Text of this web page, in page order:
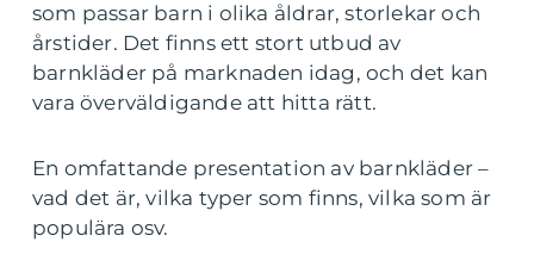
som passar barn i olika åldrar, storlekar och
årstider. Det finns ett stort utbud av
barnkläder på marknaden idag, och det kan
vara överväldigande att hitta rätt.
En omfattande presentation av barnkläder –
vad det är, vilka typer som finns, vilka som är
populära osv.